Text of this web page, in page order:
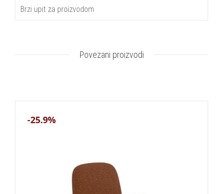
Brzi upit za proizvodom
Povezani proizvodi
-25.9%